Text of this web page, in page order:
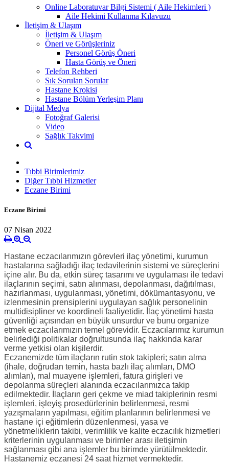
Online Laboratuvar Bilgi Sistemi ( Aile Hekimleri )
Aile Hekimi Kullanma Kılavuzu
İletişim & Ulaşım
İletişim & Ulaşım
Öneri ve Görüşleriniz
Personel Görüş Öneri
Hasta Görüş ve Öneri
Telefon Rehberi
Sık Sorulan Sorular
Hastane Krokisi
Hastane Bölüm Yerleşim Planı
Dijital Medya
Fotoğraf Galerisi
Video
Sağlık Takvimi
Tıbbi Birimlerimiz
Diğer Tıbbi Hizmetler
Eczane Birimi
Eczane Birimi
07 Nisan 2022
Hastane eczacılarımızın görevleri ilaç yönetimi, kurumun
hastalarına sağladığı ilaç tedavilerinin sistemi ve süreçlerini
içine alır. Bu da, etkin süreç tasarımı ve uygulaması ile tedavi
ilaçlarının seçimi, satın alınması, depolanması, dağıtılması,
hazırlanması, uygulanması, yönetimi, dökümantasyonu, ve
izlenmesinin prensiplerini uygulayan sağlık personelinin
multidisipliner ve koordineli faaliyetidir. İlaç yönetimi hasta
güvenliği açısından en büyük unsurdur ve bunu organize
etmek eczacılarımızın temel görevidir. Eczacılarımız kurumun
belirlediği politikalar doğrultusunda ilaç hakkında karar
verme yetkisi olan kişilerdir.
Eczanemizde tüm ilaçların rutin stok takipleri; satın alma
(ihale, doğrudan temin, hasta bazlı ilaç alımları, DMO
alımları), mal muayene işlemleri, fatura girişleri ve
depolanma süreçleri alanında eczacılarımızca takip
edilmektedir. İlaçların geri çekme ve miad takiplerinin resmi
işlemleri, işleyiş prosedürlerinin belirlenmesi, resmi
yazışmaların yapılması, eğitim planlarının belirlenmesi ve
hastane içi eğitimlerin düzenlenmesi, yasa ve
yönetmeliklerin takibi, verimlilik ve kalite eczacılık hizmetleri
kriterlerinin uygulanması ve birimler arası iletişimin
sağlanması gibi ana işlemler bu birimde yürütülmektedir.
Hastanemiz eczanesi 24 saat hizmet vermektedir.